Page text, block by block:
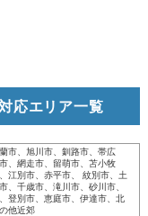
応エリア一覧
市、旭川市、釧路市、帯広
、網走市、留萌市、苫小牧
江別市、赤平市、 紋別市、土
、千歳市、滝川市、砂川市、
登別市、恵庭市、伊達市、北
他近郊